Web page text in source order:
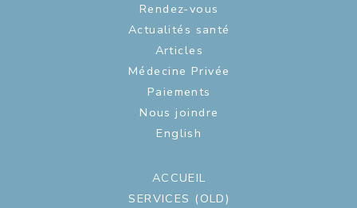
Rendez-vous
Actualités santé
Articles
Médecine Privée
Paiements
Nous joindre
English
ACCUEIL
SERVICES (OLD)